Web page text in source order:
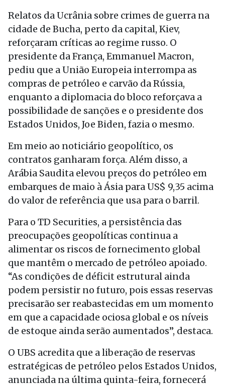
Relatos da Ucrânia sobre crimes de guerra na
cidade de Bucha, perto da capital, Kiev,
reforçaram críticas ao regime russo. O
presidente da França, Emmanuel Macron,
pediu que a União Europeia interrompa as
compras de petróleo e carvão da Rússia,
enquanto a diplomacia do bloco reforçava a
possibilidade de sanções e o presidente dos
Estados Unidos, Joe Biden, fazia o mesmo.
Em meio ao noticiário geopolítico, os
contratos ganharam força. Além disso, a
Arábia Saudita elevou preços do petróleo em
embarques de maio à Ásia para US$ 9,35 acima
do valor de referência que usa para o barril.
Para o TD Securities, a persistência das
preocupações geopolíticas continua a
alimentar os riscos de fornecimento global
que mantêm o mercado de petróleo apoiado.
“As condições de déficit estrutural ainda
podem persistir no futuro, pois essas reservas
precisarão ser reabastecidas em um momento
em que a capacidade ociosa global e os níveis
de estoque ainda serão aumentados”, destaca.
O UBS acredita que a liberação de reservas
estratégicas de petróleo pelos Estados Unidos,
anunciada na última quinta-feira, fornecerá